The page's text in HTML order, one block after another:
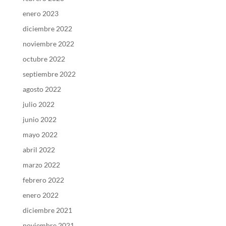
enero 2023
diciembre 2022
noviembre 2022
octubre 2022
septiembre 2022
agosto 2022
julio 2022
junio 2022
mayo 2022
abril 2022
marzo 2022
febrero 2022
enero 2022
diciembre 2021